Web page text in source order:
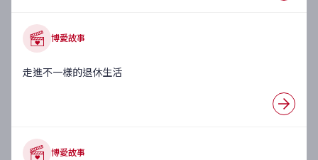
博愛故事
走進不一樣的退休生活
博愛故事